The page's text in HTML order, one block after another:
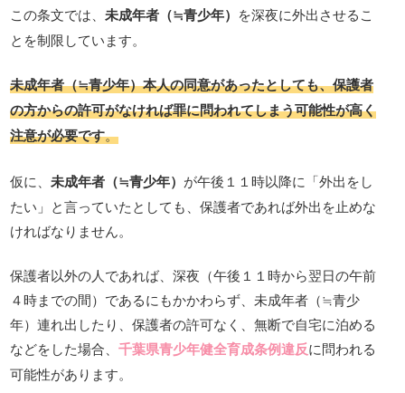
この条文では、未成年者（≒青少年） を深夜に外出させるこ
とを制限しています。
未成年者（≒青少年）本人の同意があったとしても、保護者
の方からの許可がなければ罪に問われてしまう可能性が高く
注意が必要です。
仮に、未成年者（≒青少年） が午後１１時以降に「外出をし
たい」と言っていたとしても、保護者であれば外出を止めな
ければなりません。
保護者以外の人であれば、深夜（午後１１時から翌日の午前
４時までの間）であるにもかかわらず、未成年者（≒青少
年）連れ出したり、保護者の許可なく、無断で自宅に泊める
などをした場合、千葉県青少年健全育成条例違反に問われる
可能性があります。